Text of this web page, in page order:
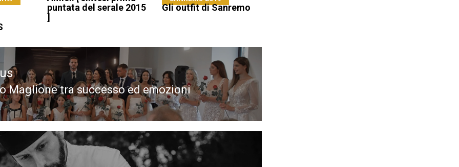
puntata del serale 2015
]
Gli outfit di Sanremo
Maglione tra successo ed emozioni